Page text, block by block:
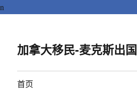
n
加拿大移民-麦克斯出国
首页